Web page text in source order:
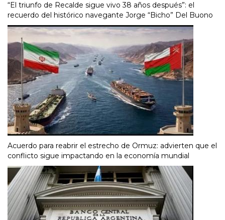
“El triunfo de Recalde sigue vivo 38 años después”: el
recuerdo del histórico navegante Jorge “Bicho” Del Buono
Acuerdo para reabrir el estrecho de Ormuz: advierten que el
conflicto sigue impactando en la economía mundial